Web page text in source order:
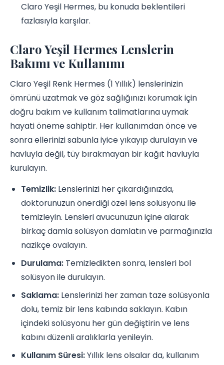
Claro Yeşil Hermes, bu konuda beklentileri
fazlasıyla karşılar.
Claro Yeşil Hermes Lenslerin
Bakımı ve Kullanımı
Claro Yeşil Renk Hermes (1 Yıllık) lenslerinizin
ömrünü uzatmak ve göz sağlığınızı korumak için
doğru bakım ve kullanım talimatlarına uymak
hayati öneme sahiptir. Her kullanımdan önce ve
sonra ellerinizi sabunla iyice yıkayıp durulayın ve
havluyla değil, tüy bırakmayan bir kağıt havluyla
kurulayın.
Temizlik: Lenslerinizi her çıkardığınızda,
doktorunuzun önerdiği özel lens solüsyonu ile
temizleyin. Lensleri avucunuzun içine alarak
birkaç damla solüsyon damlatın ve parmağınızla
nazikçe ovalayın.
Durulama: Temizledikten sonra, lensleri bol
solüsyon ile durulayın.
Saklama: Lenslerinizi her zaman taze solüsyonla
dolu, temiz bir lens kabında saklayın. Kabın
içindeki solüsyonu her gün değiştirin ve lens
kabını düzenli aralıklarla yenileyin.
Kullanım Süresi:Yıllık lens olsalar da, kullanım